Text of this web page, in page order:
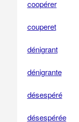
coopérer
couperet
dénigrant
dénigrante
désespéré
désespérée